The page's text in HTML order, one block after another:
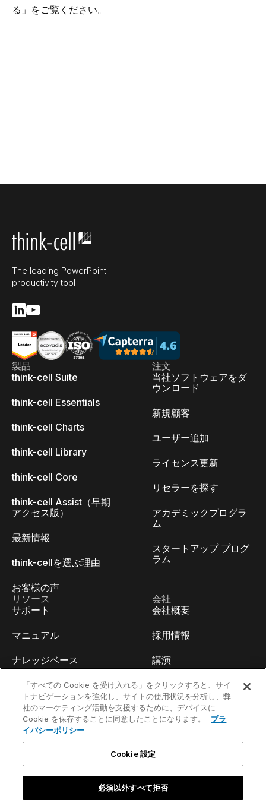
る 」をご覧ください。
The leading PowerPoint
productivity tool
製品
think-cell Suite
think-cell Essentials
think-cell Charts
think-cell Library
think-cell Core
think-cell Assist（早期
アクセス版）
最新情報
think-cellを選ぶ理由
お客様の声
注文
当社ソフトウェアをダ
ウンロード
新規顧客
ユーザー追加
ライセンス更新
リセラーを探す
アカデミックプログラ
ム
スタートアップ プログ
ラム
リソース
サポート
マニュアル
ナレッジベース
think-cell Academy
ビデオチュートリアル
コンテンツハブ
会社
会社概要
採用情報
講演
イベント
開発者ブログ
「すべての Cookie を受け入れる」をクリックすると、サイ
トナビゲーションを強化し、サイトの使用状況を分析し、弊
社のマーケティング活動を支援するために、デバイスに
Cookie を保存することに同意したことになります。
プラ
イバシーポリシー
Cookie 設定
必須以外すべて拒否